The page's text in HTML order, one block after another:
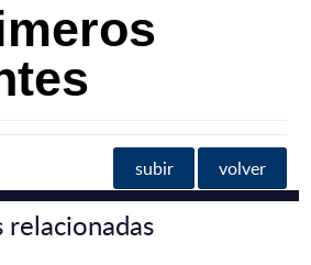
subir volver
relacionadas